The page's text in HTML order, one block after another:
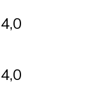
4,0
4,0